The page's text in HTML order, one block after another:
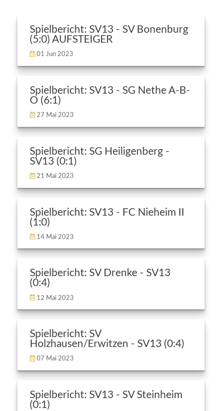
Spielbericht: SV13 - SV Bonenburg
(5:0) AUFSTEIGER
01 Jun 2023
Spielbericht: SV13 - SG Nethe A-B-
O (6:1)
27 Mai 2023
Spielbericht: SG Heiligenberg -
SV13 (0:1)
21 Mai 2023
Spielbericht: SV13 - FC Nieheim II
(1:0)
14 Mai 2023
Spielbericht: SV Drenke - SV13
(0:4)
12 Mai 2023
Spielbericht: SV
Holzhausen/Erwitzen - SV13 (0:4)
07 Mai 2023
Spielbericht: SV13 - SV Steinheim
(0:1)